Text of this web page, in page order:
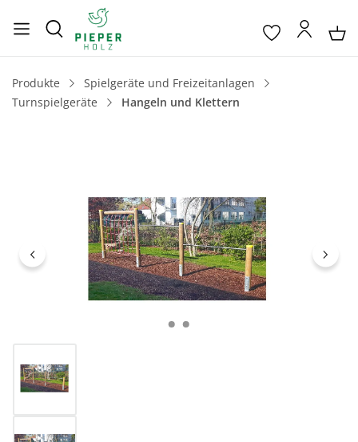
Produkte
Spielgeräte und Freizeitanlagen
Turnspielgeräte
Hangeln und Klettern